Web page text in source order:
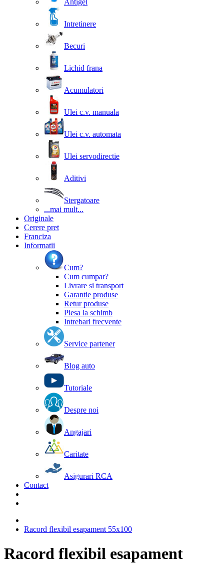
Intretinere
Becuri
Lichid frana
Acumulatori
Ulei c.v. manuala
Ulei c.v. automata
Ulei servodirectie
Aditivi
Stergatoare
...mai mult...
Originale
Cerere pret
Franciza
Informatii
Cum?
Cum cumpar?
Livrare si transport
Garantie produse
Retur produse
Piesa la schimb
Intrebari frecvente
Service partener
Blog auto
Tutoriale
Despre noi
Angajari
Caritate
Asigurari RCA
Contact
Racord flexibil esapament 55x100
Racord flexibil esapament